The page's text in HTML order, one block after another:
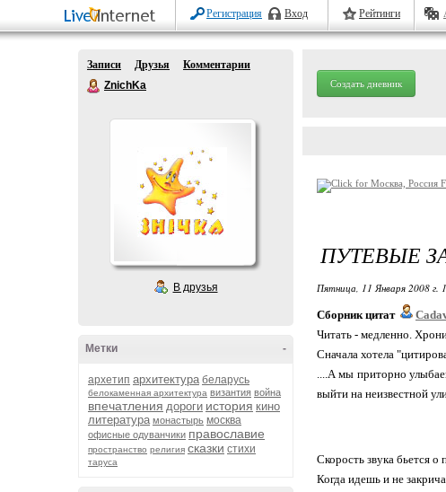
Регистрация Вход Рейтинги
Записи Друзья
Комментарии
ZnichKa
В друзья
-
Метки
архетип архитектура беларусь
белокаменная архитектура византия война
впечатления дороги история кино
литература монастырь москва
офисные одуванчики православие
пространство религия сказки стихи
таруса
Создать дневник
ПУТЕВЫЕ
Пятница, 11 Января 2008 г.
Сборник цитат
Читать - медленно.
Сначала хотела
....А мы приторно
выйти на неизвестной
Скорость звука бьется о
Когда идешь и не